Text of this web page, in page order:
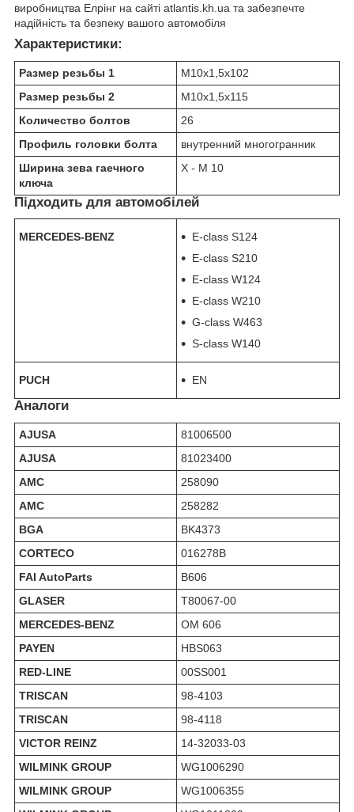
виробництва Елрінг на сайті atlantis.kh.ua та забезпечте
надійність та безпеку вашого автомобіля
Характеристики:
Размер резьбы 1
M10x1,5x102
Размер резьбы 2
M10x1,5x115
Количество болтов
26
Профиль головки болта
внутренний многогранник
Ширина зева гаечного
ключа
X - M 10
Підходить для автомобілей
MERCEDES-BENZ
E-class S124
E-class S210
E-class W124
E-class W210
G-class W463
S-class W140
PUCH EN
Аналоги
AJUSA
81006500
AJUSA
81023400
AMC
258090
AMC
258282
BGA
BK4373
CORTECO
016278B
FAI AutoParts
B606
GLASER
T80067-00
MERCEDES-BENZ
OM 606
PAYEN
HBS063
RED-LINE
00SS001
TRISCAN
98-4103
TRISCAN
98-4118
VICTOR REINZ
14-32033-03
WILMINK GROUP
WG1006290
WILMINK GROUP
WG1006355